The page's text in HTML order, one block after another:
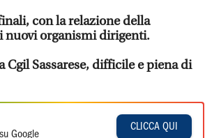
con la relazione della
nuovi organismi dirigenti.
Cgil Sassarese, difficile e piena di
Google
CLICCA QUI